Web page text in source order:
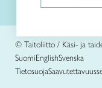
© Taitoliitto / Käsi- ja
SuomiEnglishSvenska
Tietosuoja